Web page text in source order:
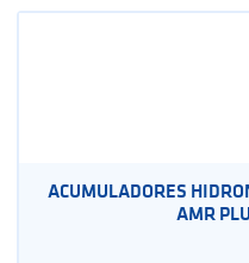
ACUMULADORES
AMR